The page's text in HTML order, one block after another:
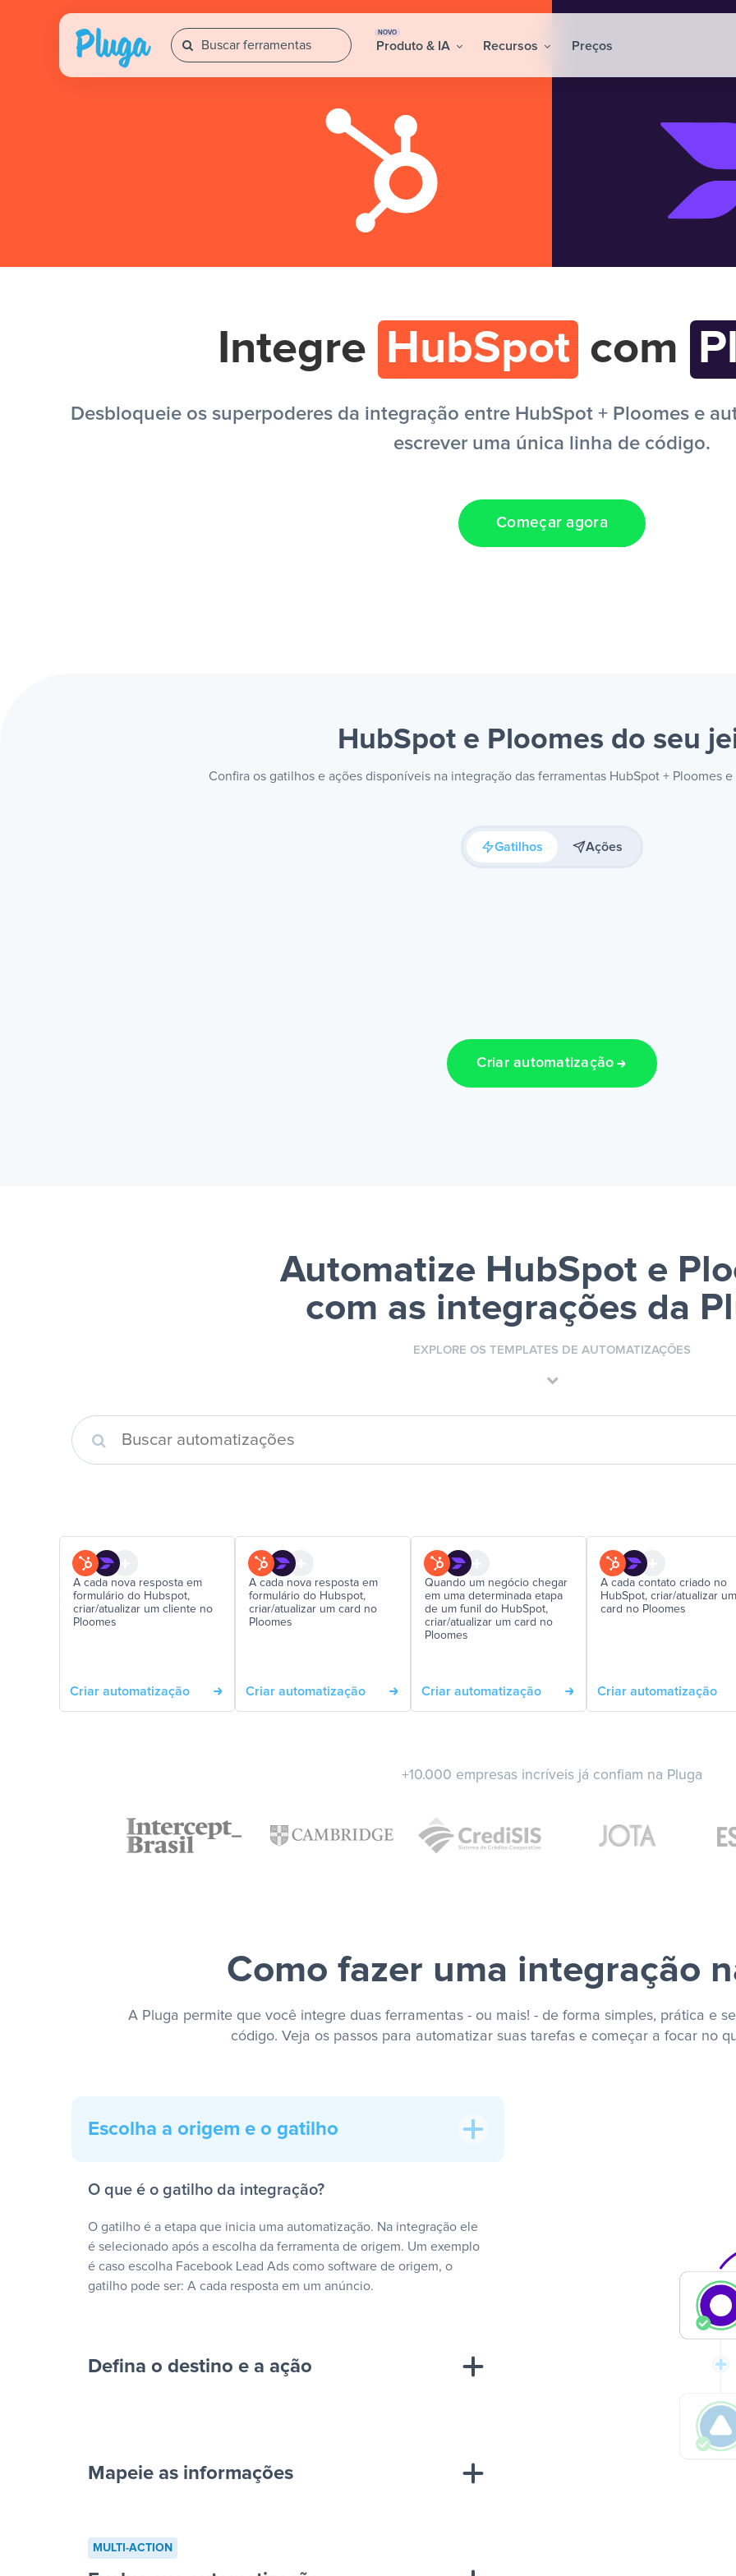
NOVO
Produto & IA Recursos Preços
Integre HubSpot com
Desbloqueie os superpoderes da integração entre HubSpot + Ploomes e
escrever uma única linha de código.
Começar agora
HubSpot e Ploomes do seu
Confira os gatilhos e ações disponíveis na integração das ferramentas HubSpot + Ploomes
Gatilhos Ações
Criar automatização
Automatize HubSpot e
com as integrações da
EXPLORE OS TEMPLATES DE AUTOMATIZAÇÕES
A cada nova resposta em
formulário do Hubspot,
criar/atualizar um cliente no
Ploomes
Criar automatização
A cada nova resposta em
formulário do Hubspot,
criar/atualizar um card no
Ploomes
Criar automatização
Quando um negócio chegar
em uma determinada etapa
de um funil do HubSpot,
criar/atualizar um card no
Ploomes
Criar automatização
A cada contato criado no
HubSpot, criar/atualizar um
card no Ploomes
Criar automatização
+10.000 empresas incríveis já confiam na Pluga
Como fazer uma integração
A Pluga permite que você integre duas ferramentas - ou mais! - de forma simples, prática e
código. Veja os passos para automatizar suas tarefas e começar a focar no
Escolha a origem e o gatilho
O que é o gatilho da integração?
O gatilho é a etapa que inicia uma automatização. Na integração ele
é selecionado após a escolha da ferramenta de origem. Um exemplo
é caso escolha Facebook Lead Ads como software de origem, o
gatilho pode ser: A cada resposta em um anúncio.
Defina o destino e a ação
cada resposta em um anúncio”
“Adicionar dados em uma nova linha de uma
Mapeie as informações
MULTI-ACTION